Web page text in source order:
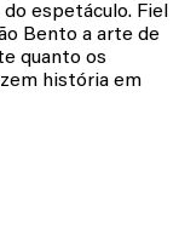
espetáculo. Fiel
Bento a arte de
quanto os
história em